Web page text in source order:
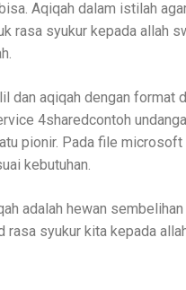
Aqiqah dalam istilah
rasa syukur kepada allah
dan aqiqah dengan format
4sharedcontoh
pionir. Pada file
kebutuhan.
adalah hewan
rasa syukur kita kepada